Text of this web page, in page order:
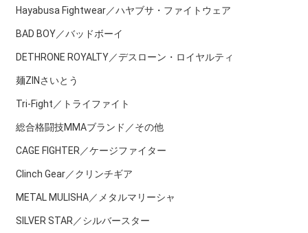
Hayabusa Fightwear／ハヤブサ・ファイトウェア
BAD BOY／バッドボーイ
DETHRONE ROYALTY／デスローン・ロイヤルティ
麺ZINさいとう
Tri-Fight／トライファイト
総合格闘技MMAブランド／その他
CAGE FIGHTER／ケージファイター
Clinch Gear／クリンチギア
METAL MULISHA／メタルマリーシャ
SILVER STAR／シルバースター